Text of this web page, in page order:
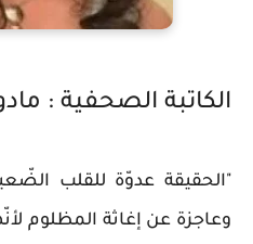
الكاتبة الصحفية :
"الحقيقة عدوّة للقلب
وعاجزة عن إغاثة المظلوم